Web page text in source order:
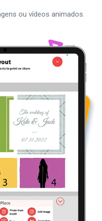
ou vídeos animados.